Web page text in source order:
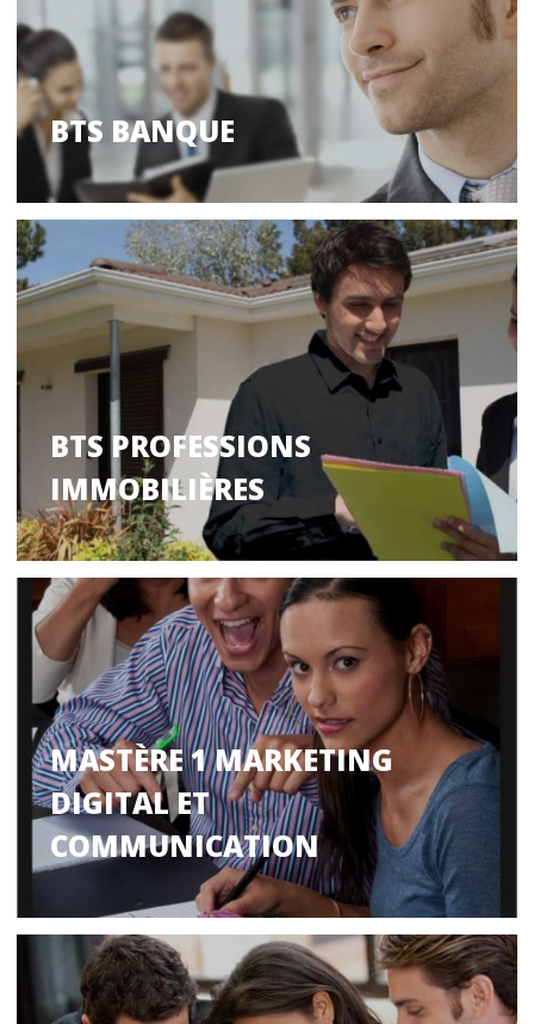
BTS BANQUE
BTS PROFESSIONS
IMMOBILIÈRES
MASTÈRE 1 MARKETING
DIGITAL ET
COMMUNICATION